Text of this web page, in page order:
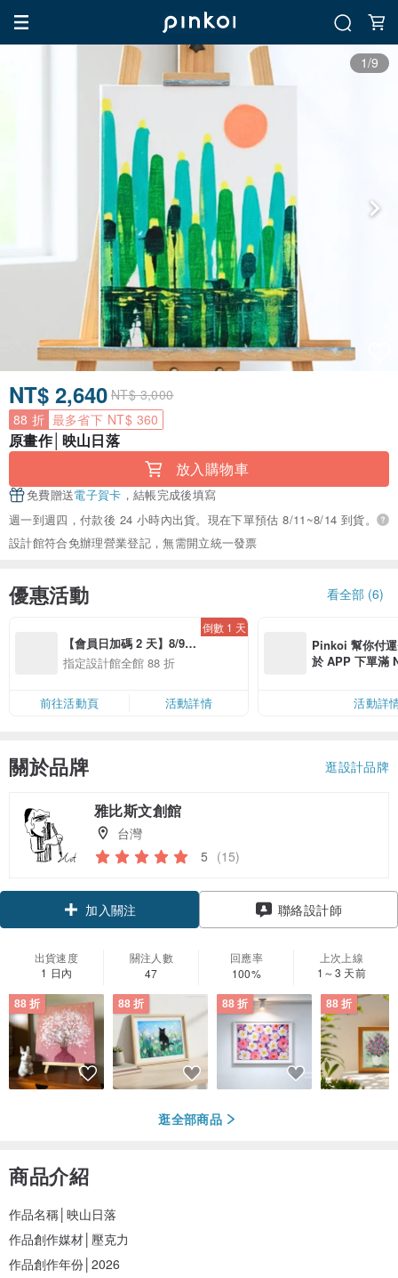
1/9
NT$ 2,640 NT$ 3,000
88 折 最多省下 NT$ 360
原畫作│映山日落
放入購物車
免費贈送電子賀卡 ，結帳完成後填寫
週一到週四，付款後 24 小時內出貨。現在下單預估 8/11~8/14 到貨。
設計館符合免辦理營業登記，無需開立統一發票
優惠活動 看全部 (6)
【會員日加碼 2 天】8/9-
8/10 精選設計限定 88 折
指定設計館全館 88 折
倒數 1 天
前往活動頁 活動詳情
Pinkoi 幫你付
於 APP 下單滿
活動詳
關於品牌 逛設計品牌
雅比斯文創館
台灣
5 (15)
加入關注 聯絡設計師
出貨速度
1 日內
關注人數
47
回應率
100%
上次上線
1～3 天前
88 折 88 折 88 折 88 折
逛全部商品
商品介紹
作品名稱│映山日落
作品創作媒材│壓克力
作品創作年份│2026